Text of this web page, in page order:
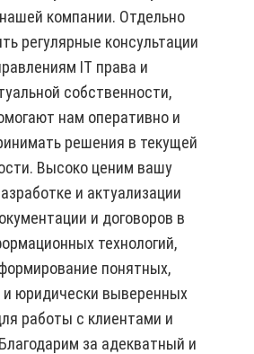
компании. Отдельно
регулярные консультации
IT права и
собственности,
нам оперативно и
решения в текущей
Высоко ценим вашу
и актуализации
и договоров в
технологий,
понятных,
и юридически выверенных
работы с клиентами и
за адекватный и